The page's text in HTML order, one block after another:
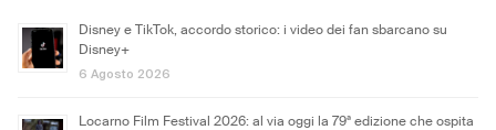
Disney e TikTok, accordo storico: i video dei fan sbarcano su
Disney+
6 Agosto 2026
Locarno Film Festival 2026: al via oggi la 79ª edizione che ospita